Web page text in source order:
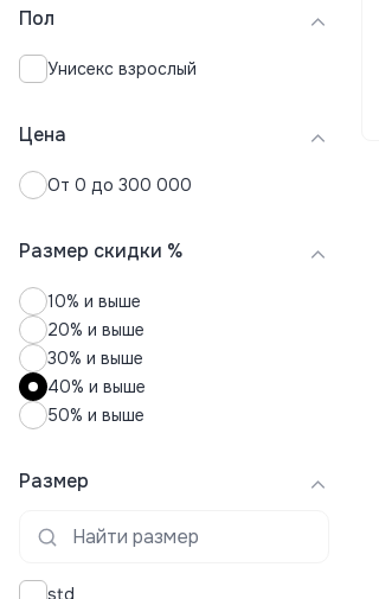
Средства по уходу за одеждой
Сумки
Чемоданы
Шапки
Пол
Унисекс взрослый
Цена
От 0 до 300 000
Размер скидки %
10% и выше
20% и выше
30% и выше
40% и выше
50% и выше
Размер
std